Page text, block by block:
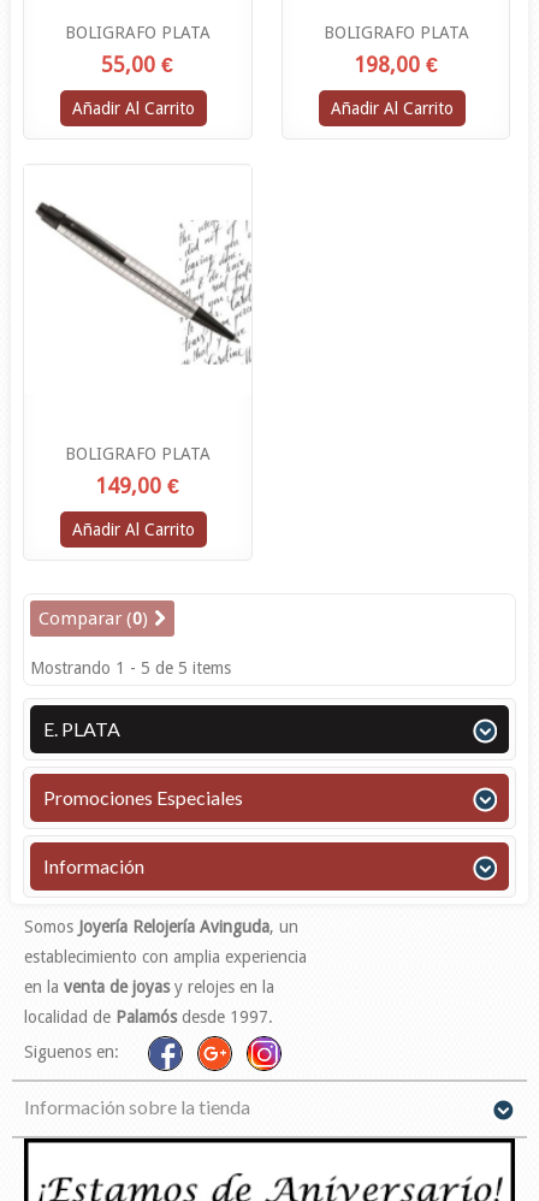
BOLIGRAFO PLATA
55,00 €
Añadir Al Carrito
BOLIGRAFO PLATA
198,00 €
Añadir Al Carrito
BOLIGRAFO PLATA
149,00 €
Añadir Al Carrito
Comparar (0)
Mostrando 1 - 5 de 5 items
E. PLATA
Promociones Especiales
Información
Somos Joyería Relojería Avinguda, un
establecimiento con amplia experiencia
en la venta de joyasy relojes en la
localidad de Palamósdesde 1997.
Siguenos en:
Información sobre la tienda